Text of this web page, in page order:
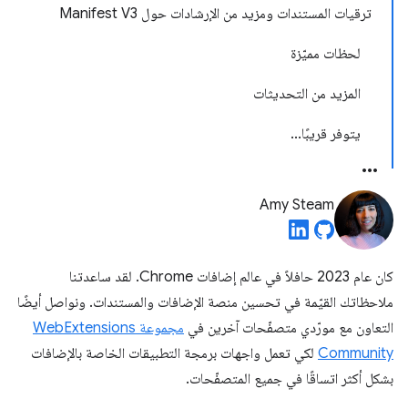
ترقيات المستندات ومزيد من الإرشادات حول Manifest V3
لحظات مميّزة
المزيد من التحديثات
يتوفر قريبًا...
Amy Steam
كان عام 2023 حافلاً في عالم إضافات Chrome. لقد ساعدتنا
ملاحظاتك القيّمة في تحسين منصة الإضافات والمستندات. ونواصل أيضًا
التعاون مع مورّدي متصفّحات آخرين في
مجموعة WebExtensions
Community لكي تعمل واجهات برمجة التطبيقات الخاصة بالإضافات
بشكل أكثر اتساقًا في جميع المتصفّحات.